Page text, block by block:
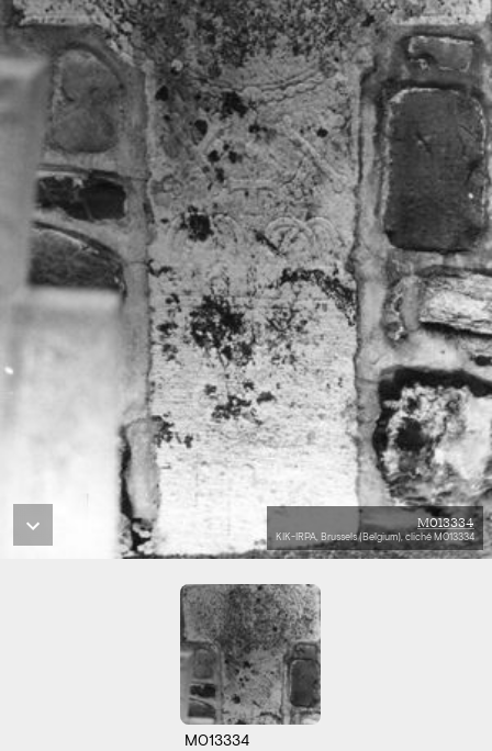
M013334
KIK-IRPA, Brussels (Belgium), cliché M013334
M013334